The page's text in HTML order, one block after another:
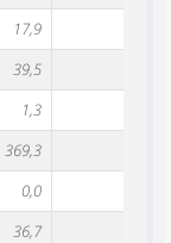
17,9
39,5
1,3
369,3
0,0
36,7